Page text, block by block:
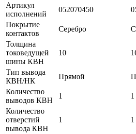
Артикул
исполнений
052070450
Покрытие
контактов
Серебро
Толщина
токоведущей
шины КВН
10
Тип вывода
КВН/НК
Прямой
Количество
выводов КВН
1 1
Количество
отверстий
вывода КВН
1 1